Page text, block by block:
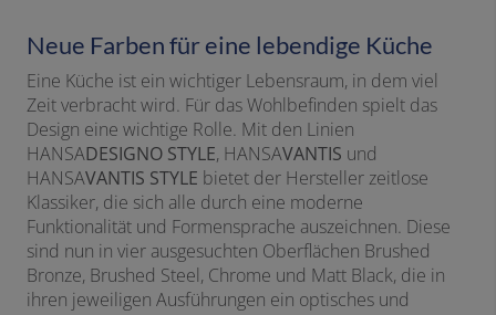
Neue Farben für eine lebendige Küche
Eine Küche ist ein wichtiger Lebensraum, in dem viel
Zeit verbracht wird. Für das Wohlbefinden spielt das
Design eine wichtige Rolle. Mit den Linien
HANSADESIGNO STYLE, HANSAVANTIS und
HANSAVANTIS STYLE bietet der Hersteller zeitlose
Klassiker, die sich alle durch eine moderne
Funktionalität und Formensprache auszeichnen. Diese
sind nun in vier ausgesuchten Oberflächen Brushed
Bronze, Brushed Steel, Chrome und Matt Black, die in
ihren jeweiligen Ausführungen ein optisches und